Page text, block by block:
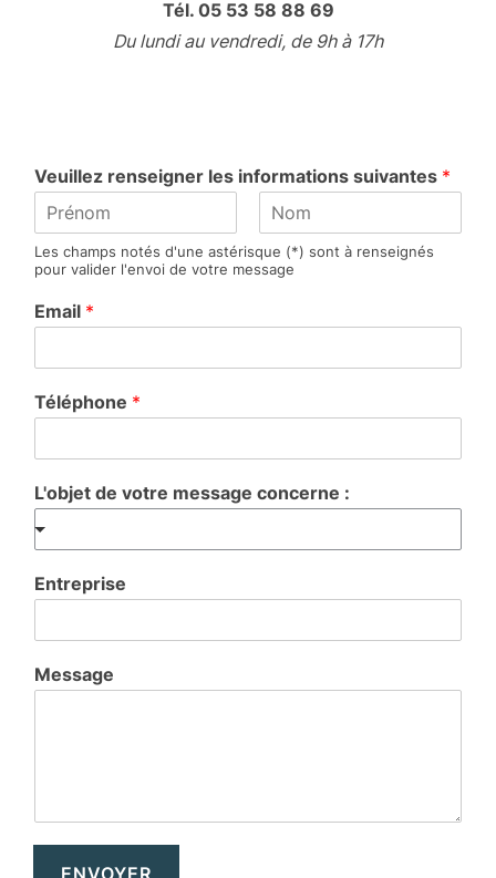
Tél. 05 53 58 88 69
Du lundi au vendredi, de 9h à 17h
Veuillez renseigner les informations suivantes *
r
é
o
m
o
m
Les champs notés d'une astérisque (*) sont à renseignés
pour valider l'envoi de votre message
Email *
Téléphone *
L'objet de votre message concerne :
Entreprise
Message